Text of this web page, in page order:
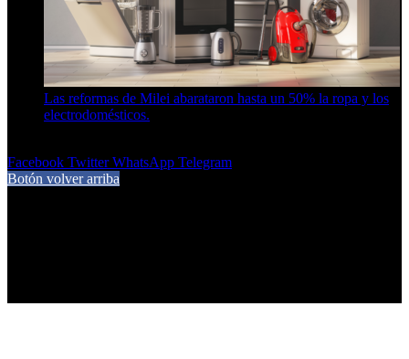
Las reformas de Milei abarataron hasta un 50% la ropa y los
electrodomésticos.
Facebook Twitter WhatsApp Telegram
Botón volver arriba